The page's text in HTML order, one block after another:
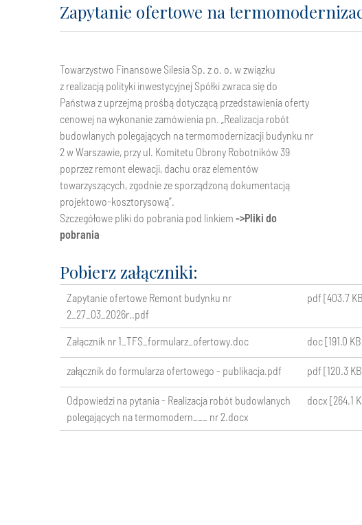
Zapytanie ofertowe na
Towarzystwo Finansowe Silesia Sp. z o. o. w związku
z realizacją polityki inwestycyjnej Spółki zwraca się do
Państwa z uprzejmą prośbą dotyczącą przedstawienia oferty
cenowej na wykonanie zamówienia pn. „Realizacja robót
budowlanych polegających na termomodernizacji budynku nr
2 w Warszawie, przy ul. Komitetu Obrony Robotników 39
poprzez remont elewacji, dachu oraz elementów
towarzyszących, zgodnie ze sporządzoną dokumentacją
projektowo-kosztorysową”.
Szczegółowe pliki do pobrania pod linkiem ->Pliki do
pobrania
Pobierz załączniki:
Zapytanie ofertowe Remont budynku nr
2_27_03_2026r..pdf
pdf [403.7
Załącznik nr 1_TFS_formularz_ofertowy.doc doc [191.0
załącznik do formularza ofertowego - publikacja.pdf pdf [120.3
Odpowiedzi na pytania - Realizacja robót budowlanych
polegających na termomodern___ nr 2.docx
docx [264.1